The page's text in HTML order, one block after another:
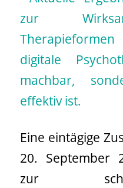
Eine eintägige
20. September
zur